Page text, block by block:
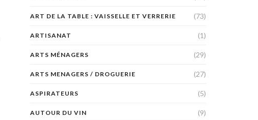
ART DE LA TABLE : VAISSELLE ET VERRERIE (73)
ARTISANAT (1)
ARTS MÉNAGERS (29)
ARTS MENAGERS / DROGUERIE (27)
ASPIRATEURS (5)
AUTOUR DU VIN (9)